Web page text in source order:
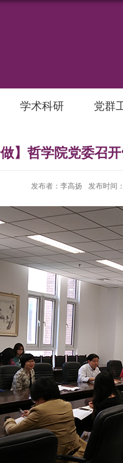
学术科研 党群
做】哲学院党委召
发布者：李高扬 发布时间